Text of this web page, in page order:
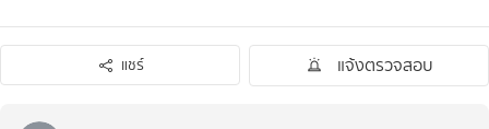
แชร์ แจ้งตรวจสอบ